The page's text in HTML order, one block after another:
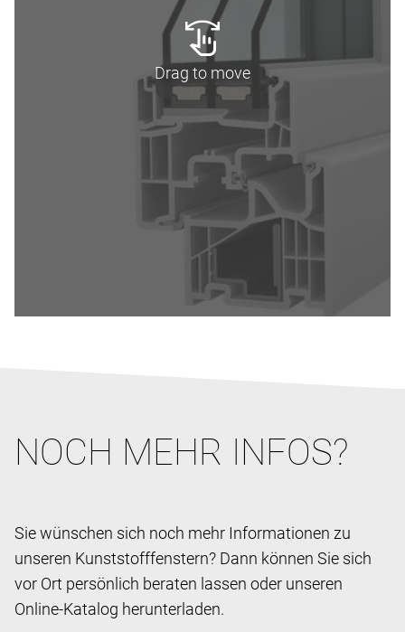
Drag to move
NOCH MEHR INFOS?
Sie wünschen sich noch mehr Informationen zu
unseren Kunststofffenstern? Dann können Sie sich
vor Ort persönlich beraten lassen oder unseren
Online-Katalog herunterladen.